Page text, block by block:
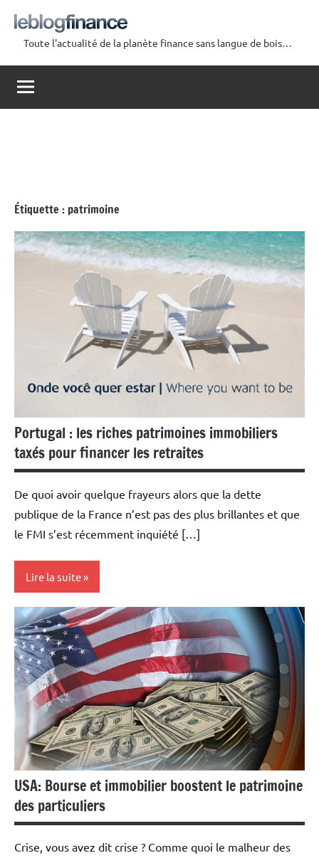
contenu
Le
Blog
Finance
Toute l'actualité de la planète finance sans langue de bois…
Étiquette : patrimoine
Portugal : les riches patrimoines immobiliers
taxés pour financer les retraites
De quoi avoir quelque frayeurs alors que la dette
publique de la France n’est pas des plus brillantes et que
le FMI s’est récemment inquiété […]
Lire la suite
Actualités
Economie
Immobilier
USA: Bourse et immobilier boostent le patrimoine
des particuliers
Crise, vous avez dit crise ? Comme quoi le malheur des